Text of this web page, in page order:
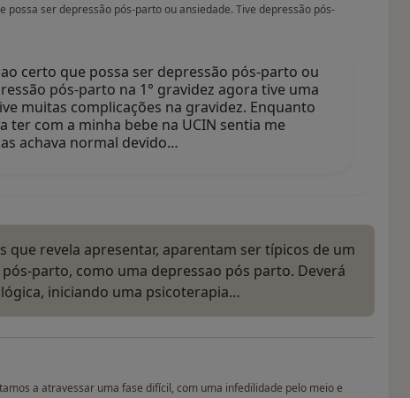
possa ser depressão pós-parto ou ansiedade. Tive depressão pós-
certo que possa ser depressão pós-parto ou
pós-parto na 1° gravidez agora tive uma
muitas complicações na gravidez. Enquanto
ter com a minha bebe na UCIN sentia me
achava normal devido…
que revela apresentar, aparentam ser típicos de um
parto, como uma depressao pós parto. Deverá
iniciando uma psicoterapia…
a atravessar uma fase difícil, com uma infedilidade pelo meio e